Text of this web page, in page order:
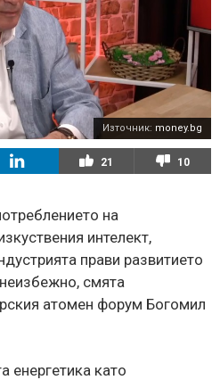
Източник: money.bg
21 10
на
интелект,
прави развитието
смята
атомен форум Богомил
енергетика като